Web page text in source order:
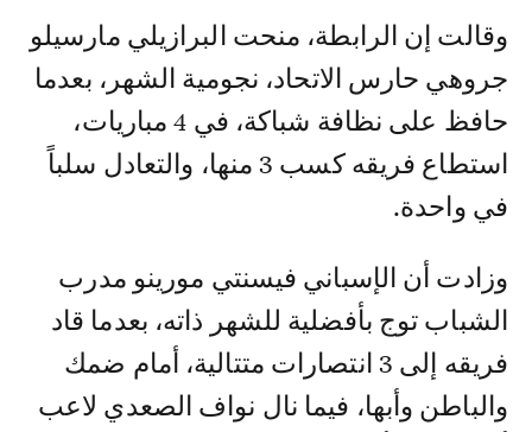
وقالت إن الرابطة، منحت البرازيلي مارسيلو
جروهي حارس الاتحاد، نجومية الشهر، بعدما
حافظ على نظافة شباكة، في 4 مباريات،
استطاع فريقه كسب 3 منها، والتعادل سلباً
في واحدة.
وزادت أن الإسباني فيسنتي مورينو مدرب
الشباب توج بأفضلية للشهر ذاته، بعدما قاد
فريقه إلى 3 انتصارات متتالية، أمام ضمك
والباطن وأبها، فيما نال نواف الصعدي لاعب